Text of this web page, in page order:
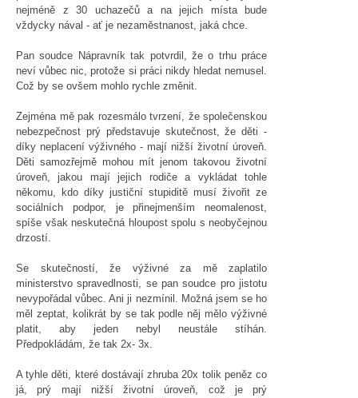
nejméně z 30 uchazečů a na jejich místa bude
vždycky nával - ať je nezaměstnanost, jaká chce.
Pan soudce Nápravník tak potvrdil, že o trhu práce
neví vůbec nic, protože si práci nikdy hledat nemusel.
Což by se ovšem mohlo rychle změnit.
Zejména mě pak rozesmálo tvrzení, že společenskou
nebezpečnost prý představuje skutečnost, že děti -
díky neplacení výživného - mají nižší životní úroveň.
Děti samozřejmě mohou mít jenom takovou životní
úroveň, jakou mají jejich rodiče a vykládat tohle
někomu, kdo díky justiční stupiditě musí živořit ze
sociálních podpor, je přinejmenším neomalenost,
spíše však neskutečná hloupost spolu s neobyčejnou
drzostí.
Se skutečností, že výživné za mě zaplatilo
ministerstvo spravedlnosti, se pan soudce pro jistotu
nevypořádal vůbec. Ani ji nezmínil. Možná jsem se ho
měl zeptat, kolikrát by se tak podle něj mělo výživné
platit, aby jeden nebyl neustále stíhán.
Předpokládám, že tak 2x- 3x.
A tyhle děti, které dostávají zhruba 20x tolik peněz co
já, prý mají nižší životní úroveň, což je prý